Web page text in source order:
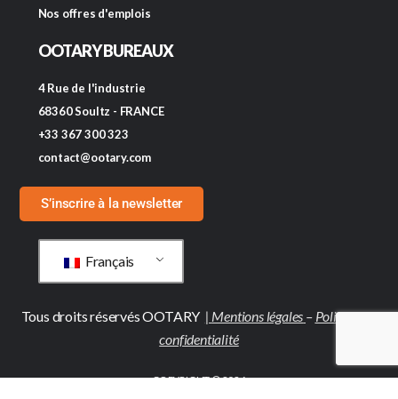
Nos offres d'emplois
OOTARY BUREAUX
4 Rue de l'industrie
68360 Soultz - FRANCE
+33 367 300 323
contact@ootary.com
S’inscrire à la newsletter
Français
Tous droits réservés OOTARY | Mentions légales – Politique de
confidentialité
COPYRIGHT © 2026